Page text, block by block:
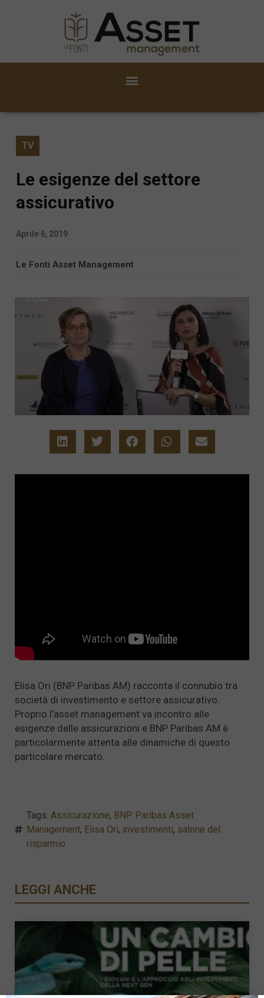
TV
Le esigenze del settore
assicurativo
Aprile 6, 2019
Le Fonti Asset Management
Elisa Ori (BNP Paribas AM) racconta il connubio tra
società di investimento e settore assicurativo.
Proprio l’asset management va incontro alle
esigenze delle assicurazioni e BNP Paribas AM è
particolarmente attenta alle dinamiche di questo
particolare mercato.
Tags: Assicurazione, BNP Paribas Asset
Management, Elisa Ori, investimenti, salone del
risparmio
LEGGI ANCHE